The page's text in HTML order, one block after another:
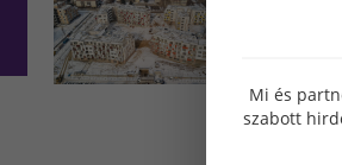
Mi és
szabott